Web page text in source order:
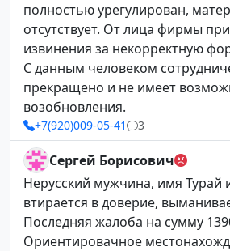
полностью урегулирован,
отсутствует. От лица фирмы
извинения за некорректную
С данным человеком
прекращено и не имеет
возобновления.
+7(920)009-05-41 3
Сергей Борисович
Нерусский мужчина, имя Турай
втирается в доверие,
Последняя жалоба на сумму
Ориентировачное